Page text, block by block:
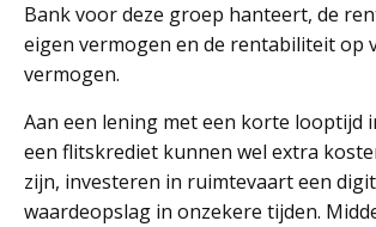
Bank voor deze groep hanteert, de
eigen vermogen en de rentabiliteit op
vermogen.
Aan een lening met een korte looptijd
een flitskrediet kunnen wel extra
zijn, investeren in ruimtevaart een
waardeopslag in onzekere tijden.